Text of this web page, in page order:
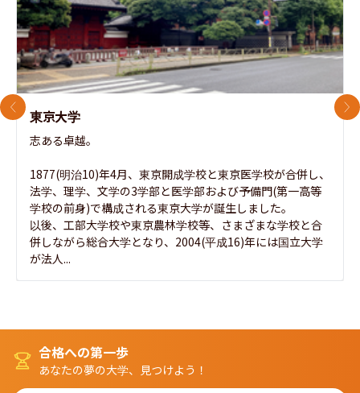
東京大学
志ある卓越。
1877(明治10)年4月、東京開成学校と東京医学校が合併し、
法学、理学、文学の3学部と医学部および予備門(第一高等
学校の前身)で構成される東京大学が誕生しました。
以後、工部大学校や東京農林学校等、さまざまな学校と合
併しながら総合大学となり、2004(平成16)年には国立大学
が法人...
前のスライド 次
合格への第一歩
あなたの夢の大学、見つけよう！